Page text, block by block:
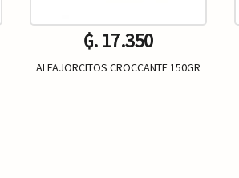
₲. 17.350
ALFAJORCITOS CROCCANTE 150GR